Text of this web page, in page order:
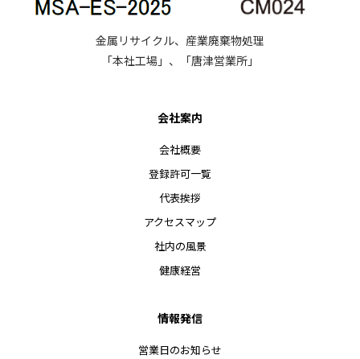
金属リサイクル、産業廃棄物処理
「本社工場」、「唐津営業所」
会社案内
会社概要
登録許可一覧
代表挨拶
アクセスマップ
社内の風景
健康経営
情報発信
営業日のお知らせ